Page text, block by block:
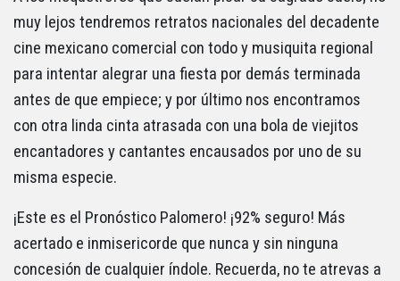
muy lejos tendremos retratos nacionales del decadente
cine mexicano comercial con todo y musiquita regional
para intentar alegrar una fiesta por demás terminada
antes de que empiece; y por último nos encontramos
con otra linda cinta atrasada con una bola de viejitos
encantadores y cantantes encausados por uno de su
misma especie.
¡Este es el Pronóstico Palomero! ¡92% seguro! Más
acertado e inmisericorde que nunca y sin ninguna
concesión de cualquier índole. Recuerda, no te atrevas a